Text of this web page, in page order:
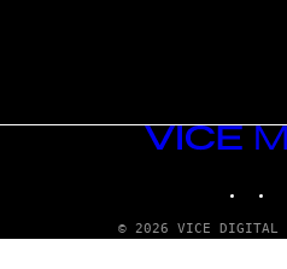
VICE
© 2026 VICE DIGITAL